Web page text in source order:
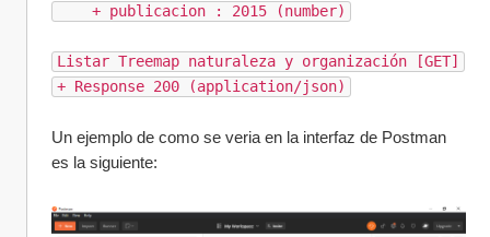
    + publicacion : 2015 (number)
Listar Treemap naturaleza y organización [GET]
+ Response 200 (application/json)
Un ejemplo de como se veria en la interfaz de Postman
es la siguiente: